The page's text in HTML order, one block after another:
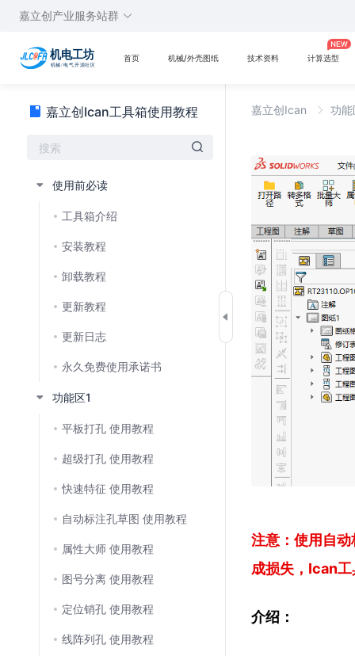
嘉立创产业服务站群
首页 机械/外壳图纸 技术资料 计算选型
嘉立创Ican工具箱使用教程
使用前必读
工具箱介绍
安装教程
卸载教程
更新教程
更新日志
永久免费使用承诺书
功能区1
平板打孔 使用教程
超级打孔 使用教程
快速特征 使用教程
自动标注孔草图 使用教程
属性大师 使用教程
图号分离 使用教程
定位销孔 使用教程
线阵列孔 使用教程
嘉立创Ican 功
注意：使用自
成损失，Ican
介绍：